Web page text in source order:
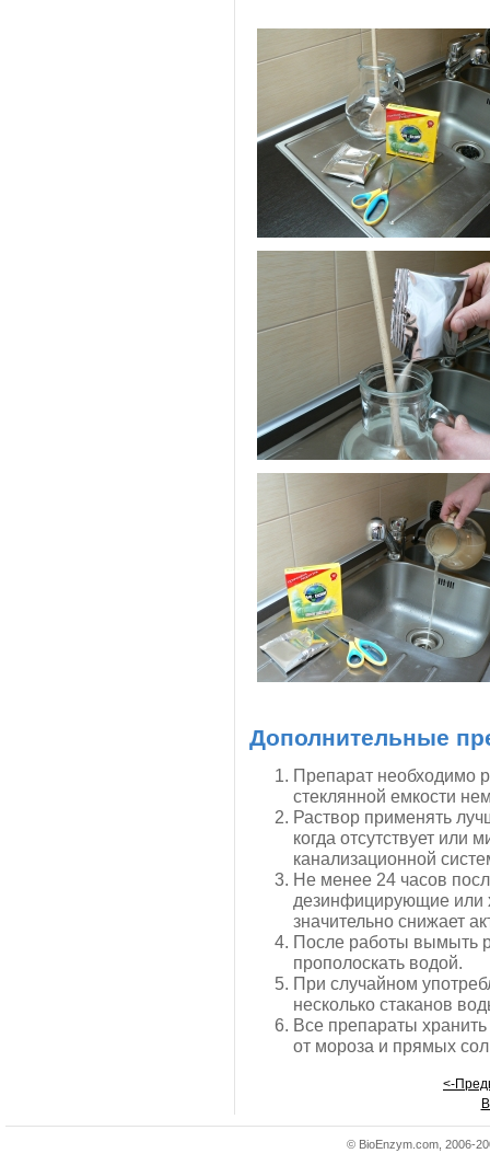
Дополнительные
Препарат необходимо
стеклянной емкости
Раствор применять
когда отсутствует или
канализационной
Не менее 24 часов
дезинфицирующие или
значительно снижает
После работы вымыть
прополоскать водой.
При случайном
несколько стаканов
Все препараты
от мороза и прямых
<-
© BioEnzym.com, 2006-